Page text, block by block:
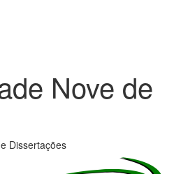
Nove de
Dissertações